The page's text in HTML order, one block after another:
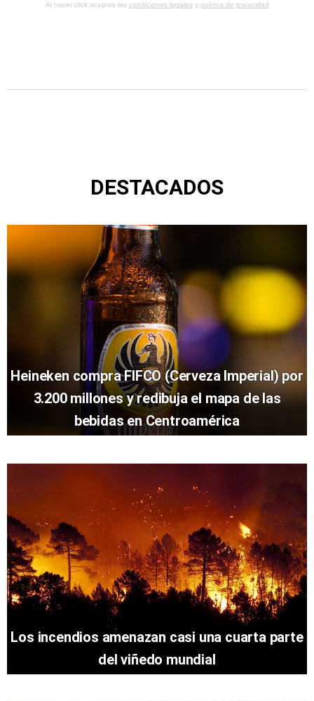
Al hacer click aceptas las condiciones legalesy política de privacidad
DESTACADOS
Heineken compra FIFCO (Cerveza Imperial) por
3.200 millones y redibuja el mapa de las
bebidas en Centroamérica
Los incendios amenazan casi una cuarta parte
del viñedo mundial